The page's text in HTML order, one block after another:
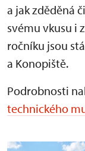
a jak zděděná
svému vkusu i
ročníku jsou
a Konopiště.
Podrobnosti
technického